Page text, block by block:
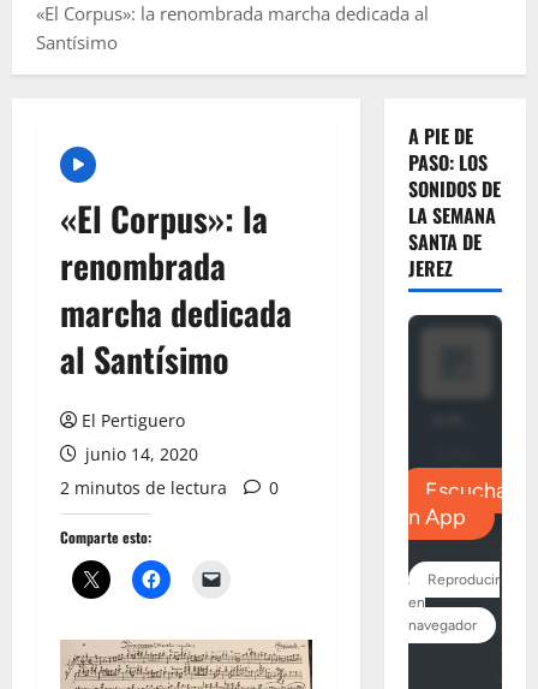
«El Corpus»: la renombrada marcha dedicada al
Santísimo
«El Corpus»: la
renombrada
marcha dedicada
al Santísimo
El Pertiguero
junio 14, 2020
2 minutos de lectura
0
Comparte esto:
A PIE DE
PASO: LOS
SONIDOS DE
LA SEMANA
SANTA DE
JEREZ